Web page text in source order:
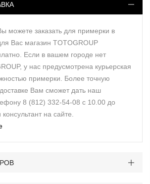
можете заказать для примерки в
Вас магазин TOTOGROUP
Если в вашем городе нет
у нас предусмотрена курьерская
примерки. Более точную
Вам сможет дать наш
8 (812) 332-54-08 с 10.00 до
на сайте.